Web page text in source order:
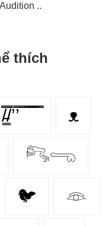
..
thích
/̵͇̿̿/’̿’̿ ̿ ̿̿ ̿̿ ̿̿ ᴥ
𓀐𓂸
🐦 𓁻